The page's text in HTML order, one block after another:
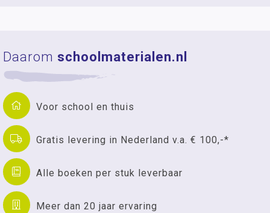
Daarom schoolmaterialen.nl
Voor school en thuis
Gratis levering in Nederland v.a. € 100,-*
Alle boeken per stuk leverbaar
Meer dan 20 jaar ervaring